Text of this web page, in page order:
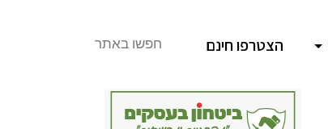
הצטרפו חינם חפשו באתר